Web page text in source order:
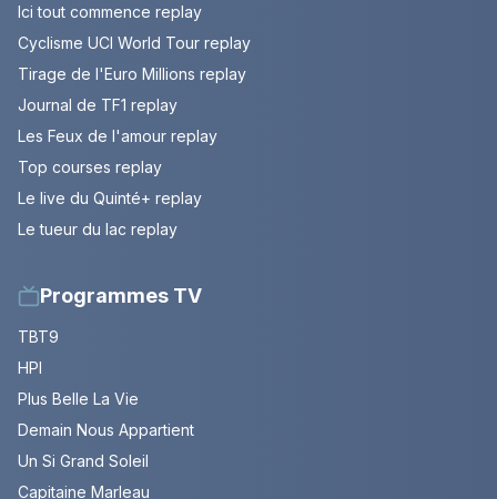
Ici tout commence replay
Cyclisme UCI World Tour replay
Tirage de l'Euro Millions replay
Journal de TF1 replay
Les Feux de l'amour replay
Top courses replay
Le live du Quinté+ replay
Le tueur du lac replay
Programmes TV
TBT9
HPI
Plus Belle La Vie
Demain Nous Appartient
Un Si Grand Soleil
Capitaine Marleau